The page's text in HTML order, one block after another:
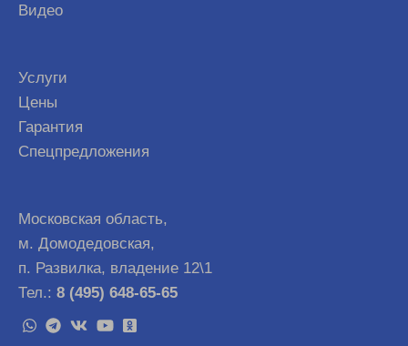
Видео
Услуги
Цены
Гарантия
Спецпредложения
Московская область,
м. Домодедовская,
п. Развилка, владение 12\1
Тел.: 8 (495) 648-65-65